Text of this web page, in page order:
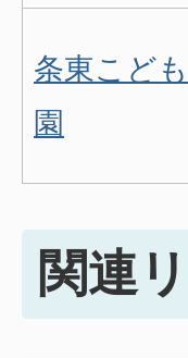
条東こども
園
関連